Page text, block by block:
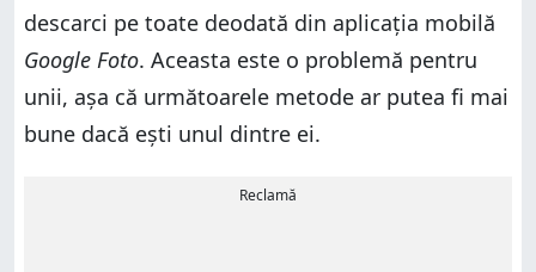
descarci pe toate deodată din aplicația mobilă
Google Foto. Aceasta este o problemă pentru
unii, așa că următoarele metode ar putea fi mai
bune dacă ești unul dintre ei.
Reclamă